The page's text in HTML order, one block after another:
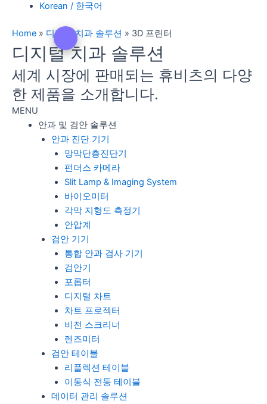
Korean / 한국어
Home » 디지털 치과 솔루션 » 3D 프린터
디지털 치과 솔루션
세계 시장에 판매되는 휴비츠의 다양
한 제품을 소개합니다.
MENU
안과 및 검안 솔루션
안과 진단 기기
망막단층진단기
펀더스 카메라
Slit Lamp & Imaging System
바이오미터
각막 지형도 측정기
안압계
검안 기기
통합 안과 검사 기기
검안기
포롭터
디지털 차트
차트 프로젝터
비전 스크리너
렌즈미터
검안 테이블
리플렉션 테이블
이동식 전동 테이블
데이터 관리 솔루션